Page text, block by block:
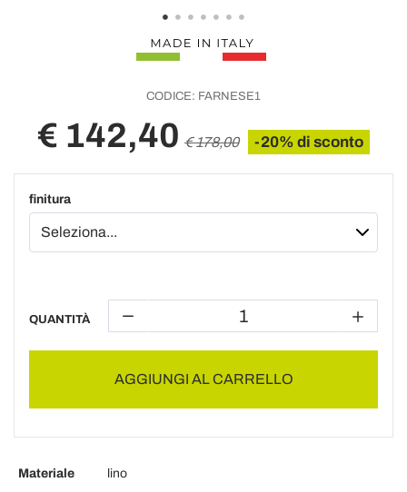
CODICE: FARNESE1
€ 142,40 € 178,00 -20% di sconto
finitura
QUANTITÀ
AGGIUNGI AL CARRELLO
Materiale
lino